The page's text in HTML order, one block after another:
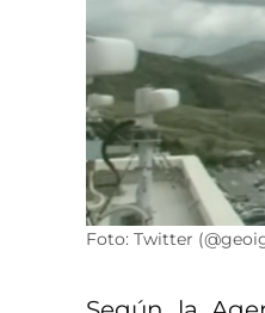
Foto: Twitter